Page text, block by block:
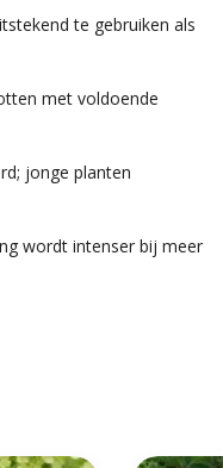
te gebruiken als
met voldoende
jonge planten
wordt intenser bij meer